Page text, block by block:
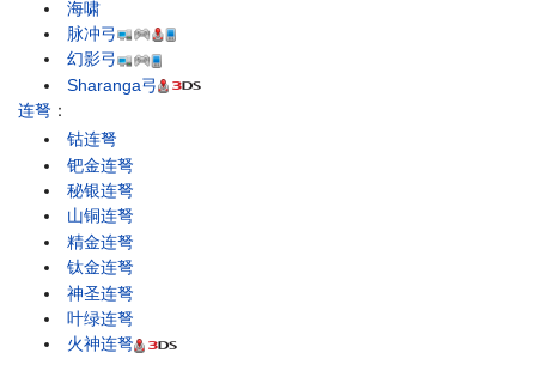
海啸
脉冲弓
幻影弓
Sharanga弓
连弩 ：
钴连弩
钯金连弩
秘银连弩
山铜连弩
精金连弩
钛金连弩
神圣连弩
叶绿连弩
火神连弩